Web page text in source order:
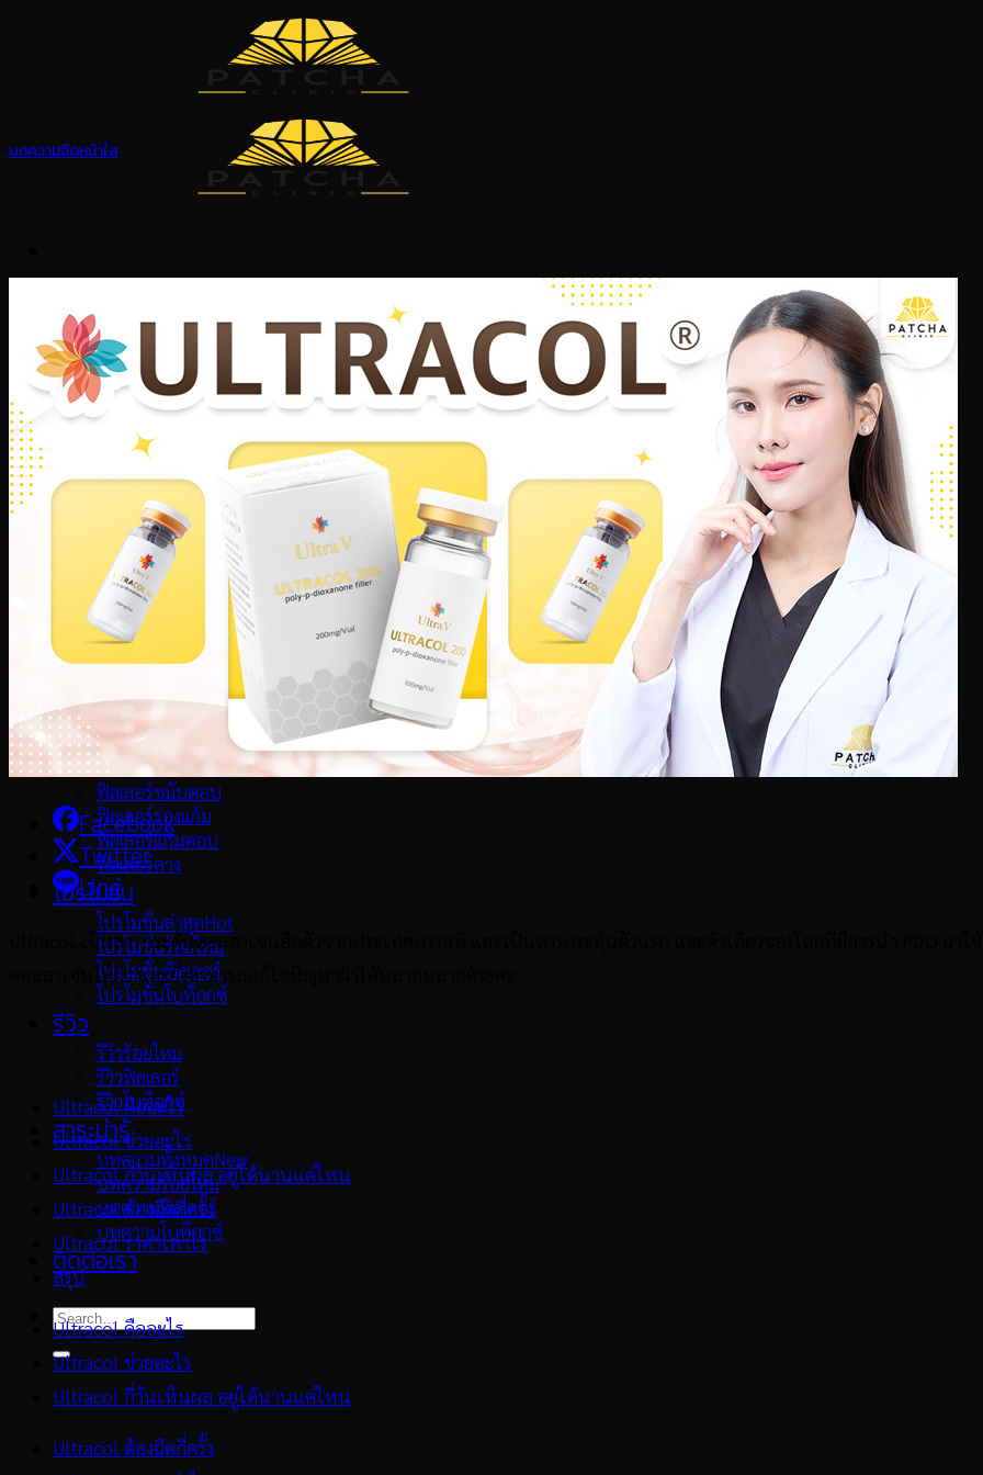
หน้าแรก
บริการของเรา
ร้อยไหม
ร้อยไหมยกหางตา
ร้อยไหมมิ้นท์-ไหมโครงตาข่าย
Ulthera
โบท็อกซ์
Pico Laser
เมโสแฟต
Collagen Biostimulator
เลเซอร์ขน
วิตามินผิว
รักษาสิว
ทรีทเม้นท์หน้า
ฟิลเลอร์
ฟิลเลอร์ใต้ตา
ฟิลเลอร์ปาก
ฟิลเลอร์ขมับตอบ
ฟิลเลอร์ร่องแก้ม
ฟิลเลอร์แก้มตอบ
ฟิลเลอร์คาง
โปรโมชั่น
โปรโมชั่นล่าสุด
โปรโมชั่นร้อยไหม
โปรโมชั่นฟิลเลอร์
โปรโมชั่นโบท็อกซ์
รีวิว
รีวิวร้อยไหม
รีวิวฟิลเลอร์
รีวิวโบท็อกซ์
สาระน่ารู้
บทความทั้งหมด
บทความร้อยไหม
บทความฟิลเลอร์
บทความโบท็อกซ์
ติดต่อเรา
บทความฉีดหน้าใส
Facebook
Twitter
Line
Ultracol เป็นสารกระตุ้นคอลลาเจนอีกตัวจากประเทศเกาหลี และเป็นสารกระตุ้นตัวแรก และตัวเดียวของโลกที่มีการนำ PDO มาใ
คอลลาเจนใต้ผิว และยังสามารถแก้ไขปัญหาผิวได้หลากหลายด้วยค่ะ
สารบัญ
Ultracol คืออะไร
Ultracol ช่วยอะไร
Ultracol กี่วันเห็นผล อยู่ได้นานแค่ไหน
Ultracol ต้องฉีดกี่ครั้ง
Ultracol ราคาเท่าไร
สรุป
Ultracol คืออะไร
Ultracol ช่วยอะไร
Ultracol กี่วันเห็นผล อยู่ได้นานแค่ไหน
Ultracol ต้องฉีดกี่ครั้ง